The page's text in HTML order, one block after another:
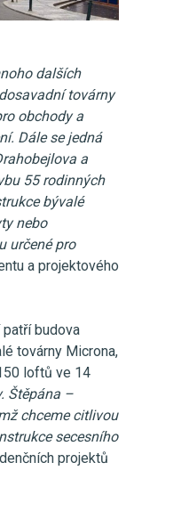
dalších
továrny
obchody a
Dále se jedná
a
55 rodinných
bývalé
nebo
určené pro
a projektového
budova
továrny Microna,
loftů ve 14
Štěpána –
chceme citlivou
secesního
projektů